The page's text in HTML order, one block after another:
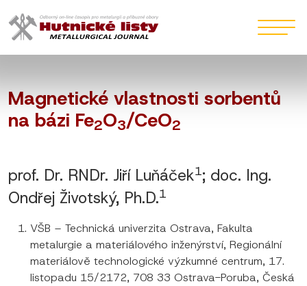
Magnetické vlastnosti sorbentů
na bázi Fe2O3/CeO2
prof. Dr. RNDr. Jiří Luňáček1; doc. Ing.
Ondřej Životský, Ph.D.1
VŠB – Technická univerzita Ostrava, Fakulta
metalurgie a materiálového inženýrství, Regionální
materiálově technologické výzkumné centrum, 17.
listopadu 15/2172, 708 33 Ostrava-Poruba, Česká